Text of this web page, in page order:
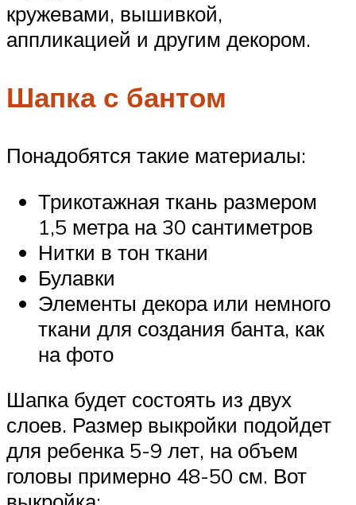
кружевами, вышивкой,
аппликацией и другим декором.
Шапка с бантом
Понадобятся такие материалы:
Трикотажная ткань размером
1,5 метра на 30 сантиметров
Нитки в тон ткани
Булавки
Элементы декора или немного
ткани для создания банта, как
на фото
Шапка будет состоять из двух
слоев. Размер выкройки подойдет
для ребенка 5-9 лет, на объем
головы примерно 48-50 см. Вот